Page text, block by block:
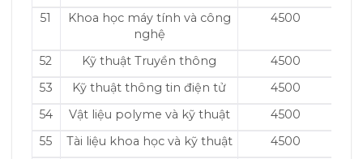
51
Khoa học máy tính và công
nghệ
4500
52 Kỹ thuật Truyền thông
4500
53
Kỹ thuật thông tin điện tử
4500
54
Vật liệu polyme và kỹ thuật
4500
55
Tài liệu khoa học và kỹ thuật
4500